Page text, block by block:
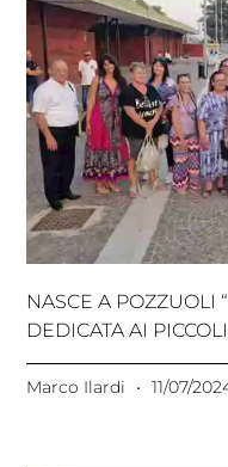
NASCE A POZZUOLI
DEDICATA AI
Marco Ilardi 11/07/